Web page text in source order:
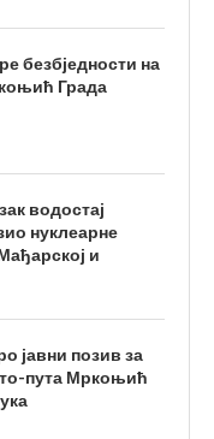
безбједности на
Града
водостај
нуклеарне
и
јавни позив за
пута Мркоњић